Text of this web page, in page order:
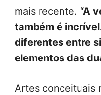
mais recente. “A
também é
diferentes entre
elementos das
Artes conceituais